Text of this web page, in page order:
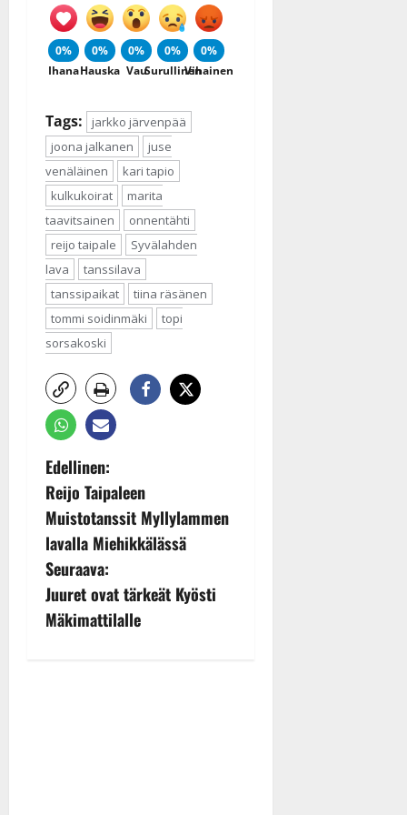
0%
Ihana
0%
Hauska
0%
Vau
0%
Surullinen
0%
Vihainen
Tags:
jarkko järvenpää
joona jalkanen
juse
venäläinen
kari tapio
kulkukoirat
marita
taavitsainen
onnentähti
reijo taipale
Syvälahden
lava
tanssilava
tanssipaikat
tiina räsänen
tommi soidinmäki
topi
sorsakoski
P
o
s
t
n
Edellinen:
Reijo Taipaleen
Muistotanssit Myllylammen
lavalla Miehikkälässä
Seuraava:
Juuret ovat tärkeät Kyösti
Mäkimattilalle